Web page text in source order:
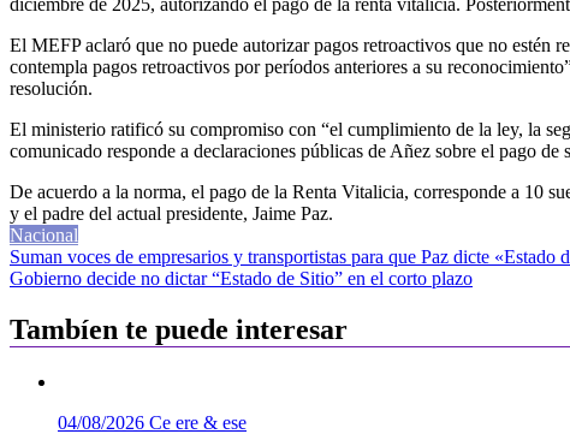
diciembre de 2025, autorizando el pago de la renta vitalicia.
El MEFP aclaró que no puede autorizar pagos retroactivos que no estén
contempla pagos retroactivos por períodos anteriores a su
resolución.
El ministerio ratificó su compromiso con “el cumplimiento de la ley, la
comunicado responde a declaraciones públicas de Añez sobre el pago
De acuerdo a la norma, el pago de la Renta Vitalicia, corresponde a 10
y el padre del actual presidente, Jaime Paz.
Nacional
Navegación
de
entradas
Suman voces de empresarios y transportistas para que Paz dicte «Estado
Gobierno decide no dictar “Estado de Sitio” en el corto plazo
Tambíen te puede interesar
04/08/2026 Ce ere & ese